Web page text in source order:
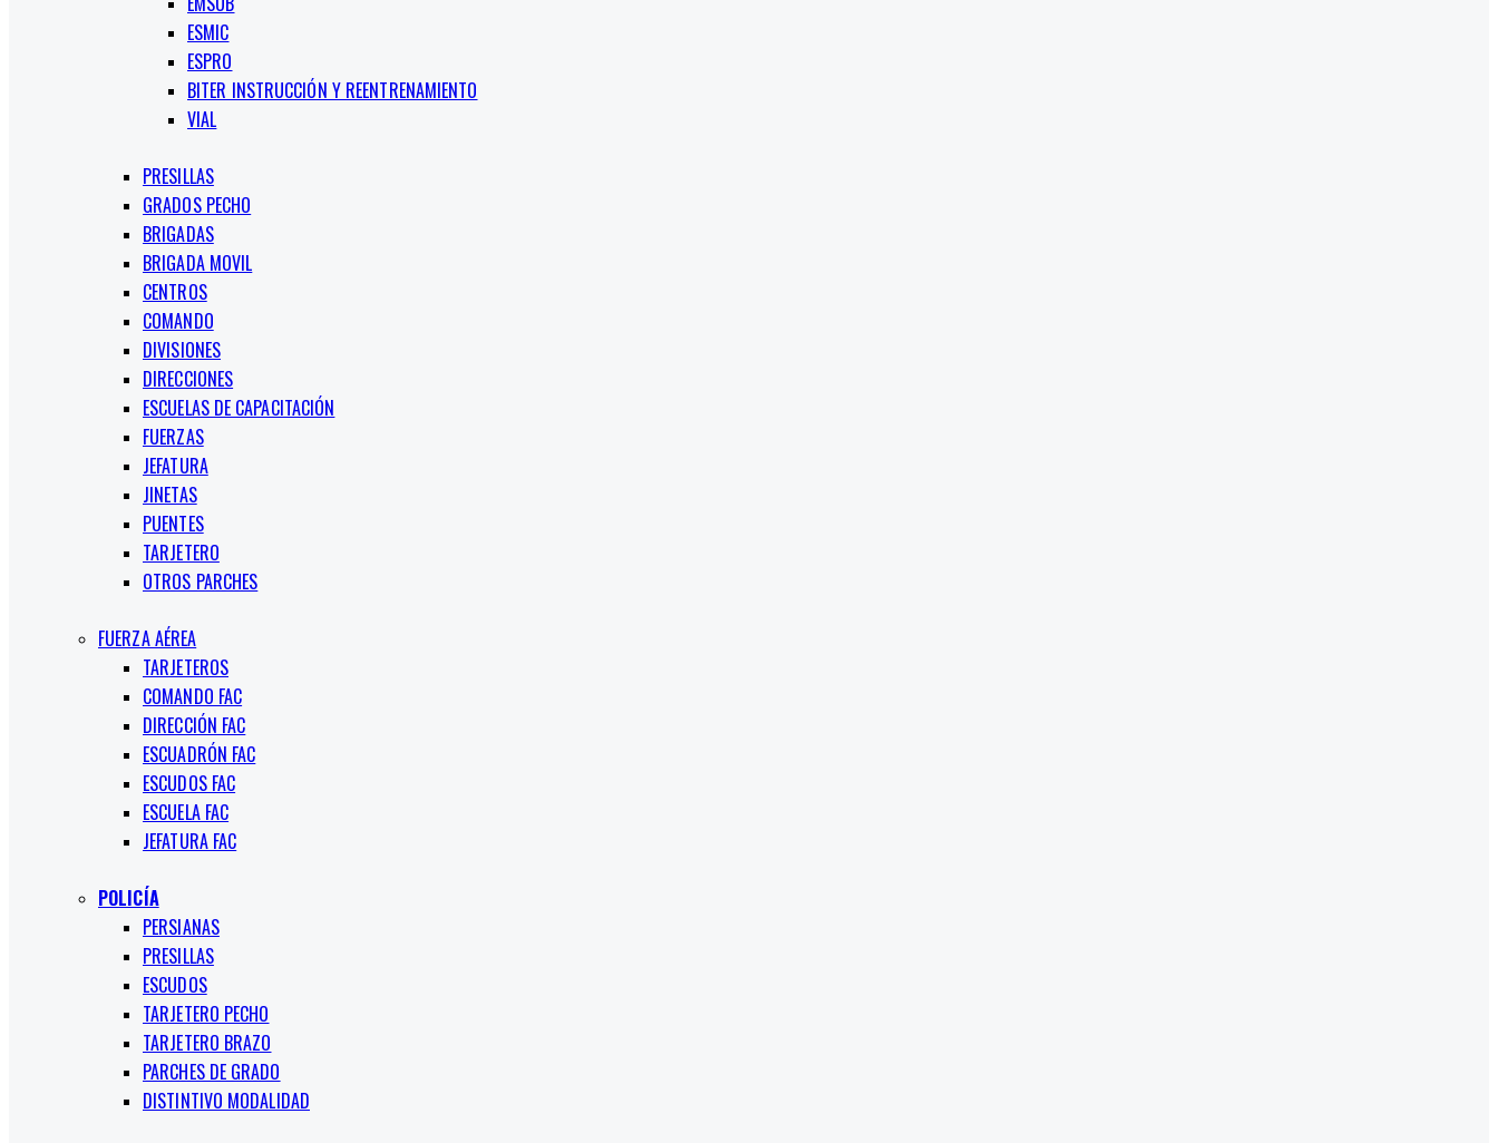
ESMIC
ESPRO
BITER INSTRUCCIÓN Y REENTRENAMIENTO
VIAL
PRESILLAS
GRADOS PECHO
BRIGADAS
BRIGADA MOVIL
CENTROS
COMANDO
DIVISIONES
DIRECCIONES
ESCUELAS DE CAPACITACIÓN
FUERZAS
JEFATURA
JINETAS
PUENTES
TARJETERO
OTROS PARCHES
FUERZA AÉREA
TARJETEROS
COMANDO FAC
DIRECCIÓN FAC
ESCUADRÓN FAC
ESCUDOS FAC
ESCUELA FAC
JEFATURA FAC
POLICÍA
PERSIANAS
PRESILLAS
ESCUDOS
TARJETERO PECHO
TARJETERO BRAZO
PARCHES DE GRADO
DISTINTIVO MODALIDAD